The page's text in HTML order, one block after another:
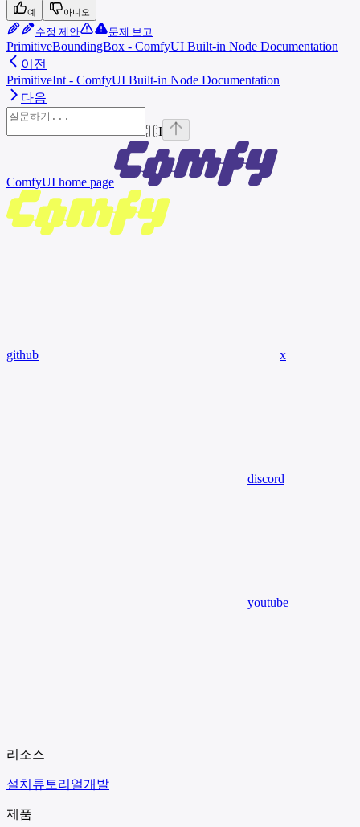
예 아니오
수정 제안 문제 보고
PrimitiveBoundingBox - ComfyUI Built-in Node Documentation
이전
PrimitiveInt - ComfyUI Built-in Node Documentation
다음
⌘I
ComfyUI home page
github x
discord
youtube
리소스
설치 튜토리얼개발
제품